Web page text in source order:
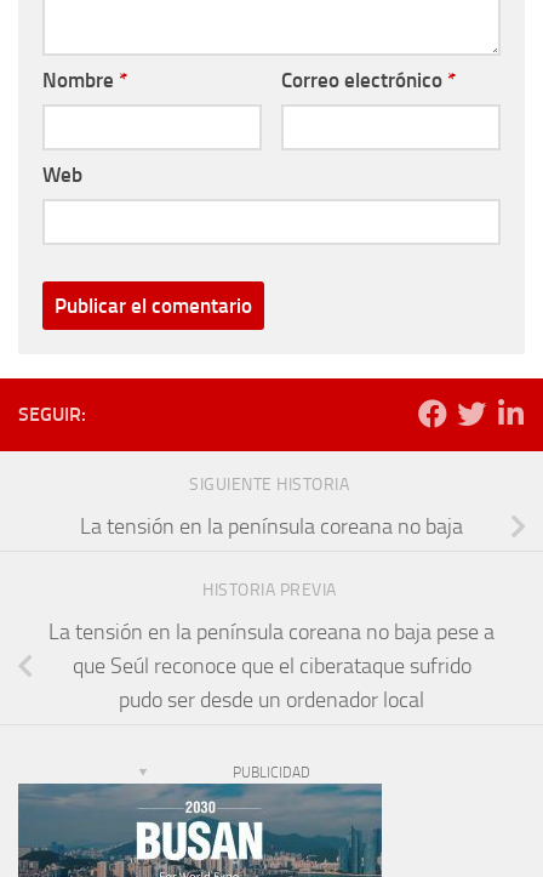
Nombre * Correo electrónico *
Web
SEGUIR:
SIGUIENTE HISTORIA
La tensión en la península coreana no baja
HISTORIA PREVIA
La tensión en la península coreana no baja pese a
que Seúl reconoce que el ciberataque sufrido
pudo ser desde un ordenador local
PUBLICIDAD